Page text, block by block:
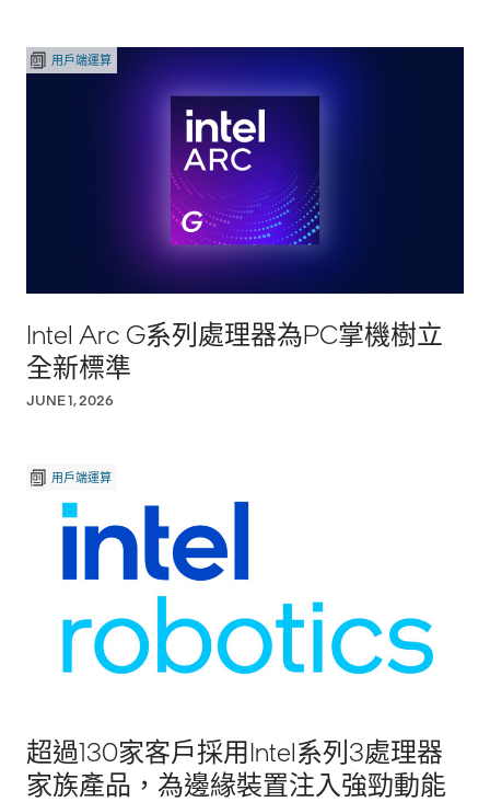
用戶端運算
Intel Arc G系列處理器為PC掌機樹立
全新標準
JUNE 1, 2026
用戶端運算
超過130家客戶採用Intel系列3處理器
家族產品，為邊緣裝置注入強勁動能